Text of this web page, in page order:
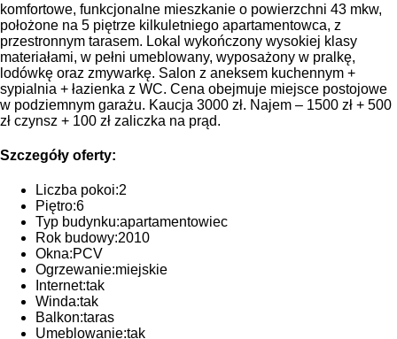
komfortowe, funkcjonalne mieszkanie o powierzchni 43 mkw,
położone na 5 piętrze kilkuletniego apartamentowca, z
przestronnym tarasem. Lokal wykończony wysokiej klasy
materiałami, w pełni umeblowany, wyposażony w pralkę,
lodówkę oraz zmywarkę. Salon z aneksem kuchennym +
sypialnia + łazienka z WC. Cena obejmuje miejsce postojowe
w podziemnym garażu. Kaucja 3000 zł. Najem – 1500 zł + 500
zł czynsz + 100 zł zaliczka na prąd.
Szczegóły oferty:
Liczba pokoi:2
Piętro:6
Typ budynku:apartamentowiec
Rok budowy:2010
Okna:PCV
Ogrzewanie:miejskie
Internet:tak
Winda:tak
Balkon:taras
Umeblowanie:tak